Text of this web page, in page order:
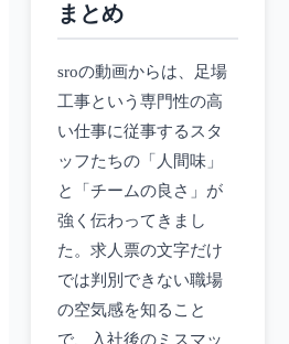
まとめ
sroの動画からは、足場
工事という専門性の高
い仕事に従事するスタ
ッフたちの「人間味」
と「チームの良さ」が
強く伝わってきまし
た。求人票の文字だけ
では判別できない職場
の空気感を知ること
で、入社後のミスマッ